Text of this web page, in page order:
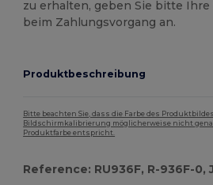
zu erhalten, geben Sie bitte
beim Zahlungsvorgang an.
Produktbeschreibung
Bitte beachten Sie, dass die Farbe des
Bildschirmkalibrierung möglicherweise nicht
Produktfarbe entspricht.
Reference: RU936F, R-936F-0,